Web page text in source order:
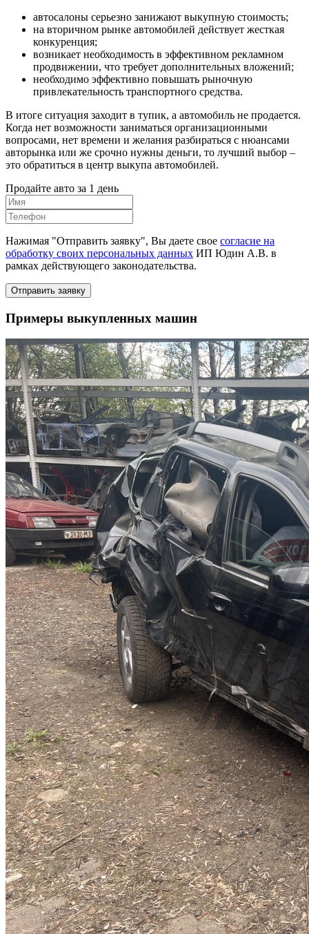
автосалоны серьезно занижают выкупную стоимость;
на вторичном рынке автомобилей действует жесткая
конкуренция;
возникает необходимость в эффективном рекламном
продвижении, что требует дополнительных вложений;
необходимо эффективно повышать рыночную
привлекательность транспортного средства.
В итоге ситуация заходит в тупик, а автомобиль не продается.
Когда нет возможности заниматься организационными
вопросами, нет времени и желания разбираться с нюансами
авторынка или же срочно нужны деньги, то лучший выбор –
это обратиться в центр выкупа автомобилей.
Продайте авто за 1 день
Нажимая "Отправить заявку", Вы даете свое согласие на
обработку своих персональных данных ИП Юдин А.В. в
рамках действующего законодательства.
Отправить заявку
Примеры выкупленных машин